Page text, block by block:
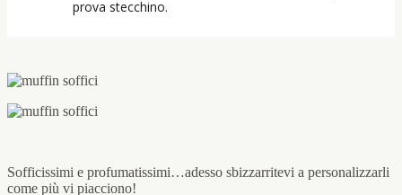
prova stecchino.
Sofficissimi e profumatissimi…adesso sbizzarritevi a personalizzarli
come più vi piacciono!